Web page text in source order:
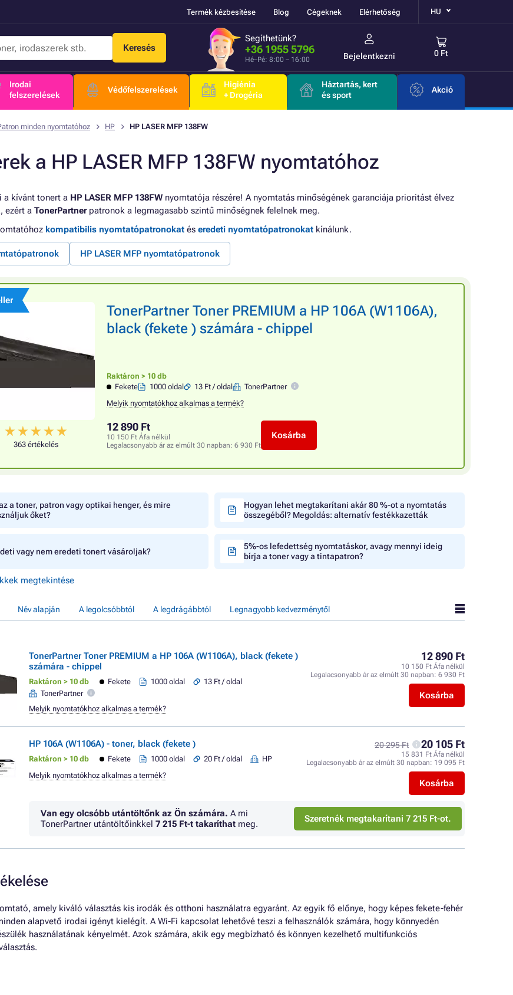
Termék kézbesítése Blog Cégeknek Elérhetőség HU
Keresés
Segíthetünk?
+36 1955 5796
Hé–Pé: 8:00 – 16:00 Bejelentkezni 0 Ft
Irodai
felszerelések
Védőfelszerelések
Higiénia
+ Drogéria
Háztartás, kert
és sport
Akció
minden nyomtatóhoz HP HP LASER MFP 138FW
a HP LASER MFP 138FW nyomtatóhoz
a kívánt tonert a HP LASER MFP 138FW nyomtatója részére! A nyomtatás minőségének garanciája prioritást élvez
ezért a TonerPartnerpatronok a legmagasabb szintű minőségnek felelnek meg.
kompatibilis nyomtatópatronokat és eredeti nyomtatópatronokat kínálunk.
HP LASER MFP nyomtatópatronok
363 értékelés
TonerPartner Toner PREMIUM a HP 106A (W1106A),
black (fekete ) számára - chippel
Raktáron > 10 db
Fekete
1000 oldal 13 Ft / oldal
TonerPartner
Melyik nyomtatókhoz alkalmas a termék?
12 890 Ft
10 150 Ft Áfa nélkül
Legalacsonyabb ár az elmúlt 30 napban: 6 930 Ft
Kosárba
a toner, patron vagy optikai henger, és mire
őket?
Hogyan lehet megtakarítani akár 80 %-ot a nyomtatás
összegéből? Megoldás: alternatív festékkazetták
vagy nem eredeti tonert vásároljak?
5%-os lefedettség nyomtatáskor, avagy mennyi ideig
bírja a toner vagy a tintapatron?
megtekintése
Név alapján A legolcsóbbtól A legdrágábbtól Legnagyobb kedvezménytől
TonerPartner Toner PREMIUM a HP 106A (W1106A), black (fekete )
számára - chippel
Raktáron > 10 db Fekete 1000 oldal
13 Ft / oldal
TonerPartner
12 890 Ft
10 150 Ft Áfa nélkül
Legalacsonyabb ár az elmúlt 30 napban: 6 930 Ft
Kosárba
Melyik nyomtatókhoz alkalmas a termék?
HP 106A (W1106A) - toner, black (fekete )
Raktáron > 10 db Fekete 1000 oldal 20 Ft / oldal HP
20 295 Ft 20 105 Ft
15 831 Ft Áfa nélkül
Legalacsonyabb ár az elmúlt 30 napban: 19 095 Ft
Kosárba
Melyik nyomtatókhoz alkalmas a termék?
Van egy olcsóbb utántöltőnk az Ön számára. A mi
TonerPartner utántöltőinkkel 7 215 Ft-t takaríthat meg. Szeretnék megtakarítani 7 215 Ft-ot.
amely kiváló választás kis irodák és otthoni használatra egyaránt. Az egyik fő előnye, hogy képes fekete-fehér
alapvető irodai igényt kielégít. A Wi-Fi kapcsolat lehetővé teszi a felhasználók számára, hogy könnyedén
használatának kényelmét. Azok számára, akik egy megbízható és könnyen kezelhető multifunkciós